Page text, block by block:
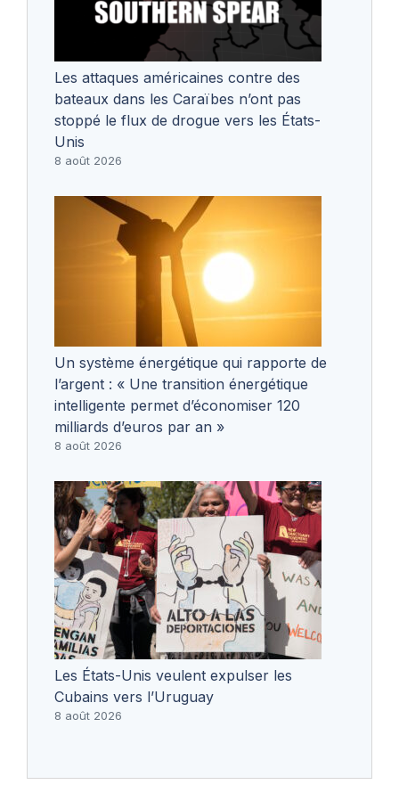
Les attaques américaines contre des
bateaux dans les Caraïbes n’ont pas
stoppé le flux de drogue vers les États-
Unis
8 août 2026
Un système énergétique qui rapporte de
l’argent : « Une transition énergétique
intelligente permet d’économiser 120
milliards d’euros par an »
8 août 2026
Les États-Unis veulent expulser les
Cubains vers l’Uruguay
8 août 2026